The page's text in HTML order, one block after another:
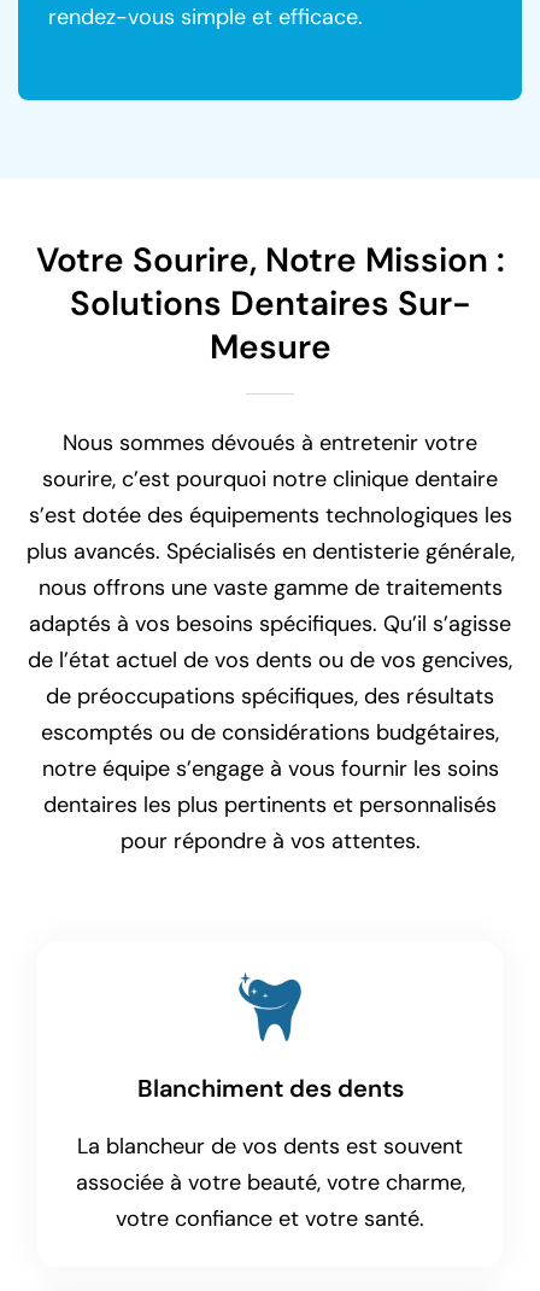
rendez-vous simple et efficace.
Votre Sourire, Notre Mission :
Solutions Dentaires Sur-
Mesure
Nous sommes dévoués à entretenir votre
sourire, c’est pourquoi notre clinique dentaire
s’est dotée des équipements technologiques les
plus avancés. Spécialisés en dentisterie générale,
nous offrons une vaste gamme de traitements
adaptés à vos besoins spécifiques. Qu’il s’agisse
de l’état actuel de vos dents ou de vos gencives,
de préoccupations spécifiques, des résultats
escomptés ou de considérations budgétaires,
notre équipe s’engage à vous fournir les soins
dentaires les plus pertinents et personnalisés
pour répondre à vos attentes.
Blanchiment des dents
La blancheur de vos dents est souvent
associée à votre beauté, votre charme,
votre confiance et votre santé.